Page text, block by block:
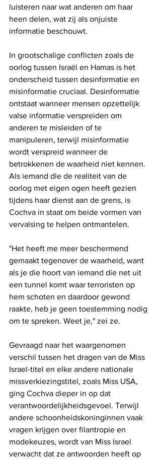
luisteren naar wat anderen om haar
heen delen, wat zij als onjuiste
informatie beschouwt.
In grootschalige conflicten zoals de
oorlog tussen Israël en Hamas is het
onderscheid tussen desinformatie en
misinformatie cruciaal. Desinformatie
ontstaat wanneer mensen opzettelijk
valse informatie verspreiden om
anderen te misleiden of te
manipuleren, terwijl misinformatie
wordt verspreid wanneer de
betrokkenen de waarheid niet kennen.
Als iemand die de realiteit van de
oorlog met eigen ogen heeft gezien
tijdens haar dienst aan de grens, is
Cochva in staat om beide vormen van
vervalsing te helpen ontmantelen.
"Het heeft me meer beschermend
gemaakt tegenover de waarheid, want
als je die hoort van iemand die net uit
een tunnel komt waar terroristen op
hem schoten en daardoor gewond
raakte, heb je geen toestemming nodig
om te spreken. Weet je," zei ze.
Gevraagd naar het waargenomen
verschil tussen het dragen van de Miss
Israel-titel en elke andere nationale
missverkiezingstitel, zoals Miss USA,
ging Cochva dieper in op dat
verantwoordelijkheidsgevoel. Terwijl
andere schoonheidskoninginnen vaak
vragen krijgen over filantropie en
modekeuzes, wordt van Miss Israel
verwacht dat ze antwoorden heeft op